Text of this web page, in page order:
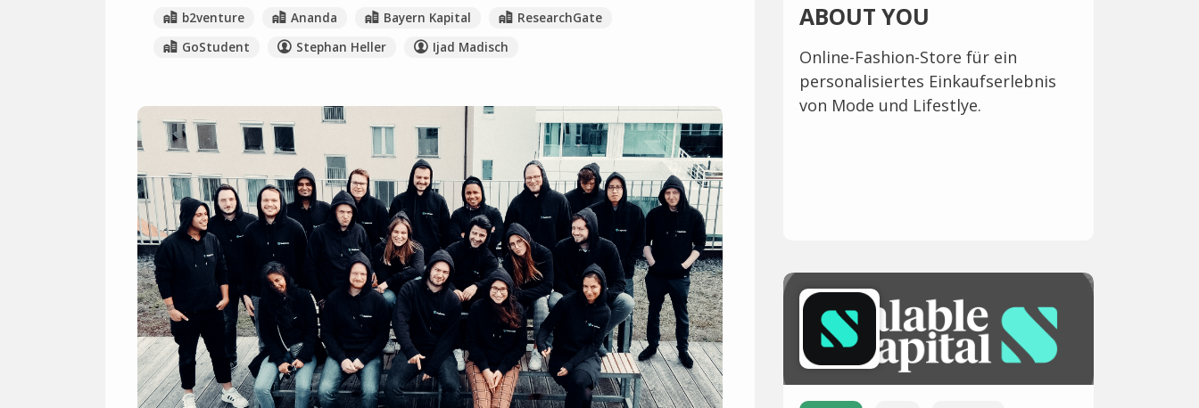
b2venture
Ananda Bayern Kapital
ResearchGate
GoStudent
Stephan Heller Ijad Madisch
ABOUT YOU
Online-Fashion-Store für ein
personalisiertes Einkaufserlebnis
von Mode und Lifestlye.